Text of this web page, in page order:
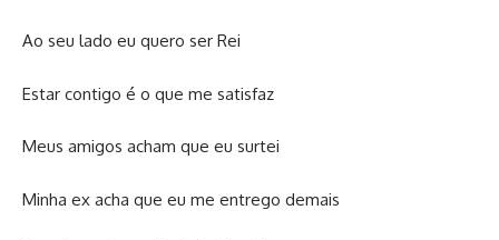
Ao seu lado eu quero ser Rei
Estar contigo é o que me satisfaz
Meus amigos acham que eu surtei
Minha ex acha que eu me entrego demais